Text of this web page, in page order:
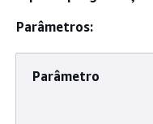
Parâmetros:
Parâmetro